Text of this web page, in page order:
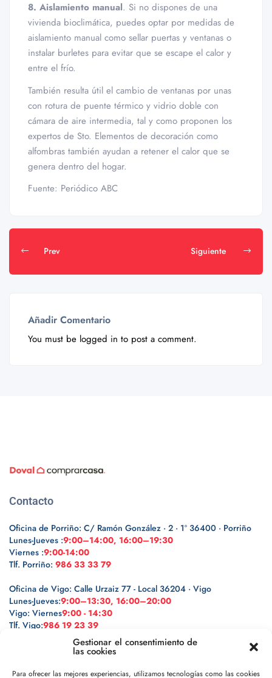
Gestionar el consentimiento de
las cookies
Para ofrecer las mejores experiencias, utilizamos tecnologías como las cookies
8. Aislamiento manual. Si no dispones de una
vivienda bioclimática, puedes optar por medidas de
aislamiento manual como sellar puertas y ventanas o
instalar burletes para evitar que se escape el calor y
entre el frío.
También resulta útil el cambio de ventanas por unas
con rotura de puente térmico y vidrio doble con
cámara de aire intermedia, tal y como proponen los
expertos de Sto. Elementos de decoración como
alfombras también ayudan a retener el calor que se
genera dentro del hogar.
Fuente: Periódico ABC
Prev Siguiente
Añadir Comentario
You must be logged in to post a comment.
Contacto
Oficina de Porriño: C/ Ramón González · 2 · 1º 36400 · Porriño
Lunes-Jueves :9:00–14:00, 16:00–19:30
Viernes :9:00-14:00
Tlf. Porriño: 986 33 33 79
Oficina de Vigo: Calle Urzaiz 77 - Local 36204 · Vigo
Lunes-Jueves:9:00–13:30, 16:00–20:00
Vigo: Viernes9:00 - 14:30
Tlf. Vigo:986 19 23 39